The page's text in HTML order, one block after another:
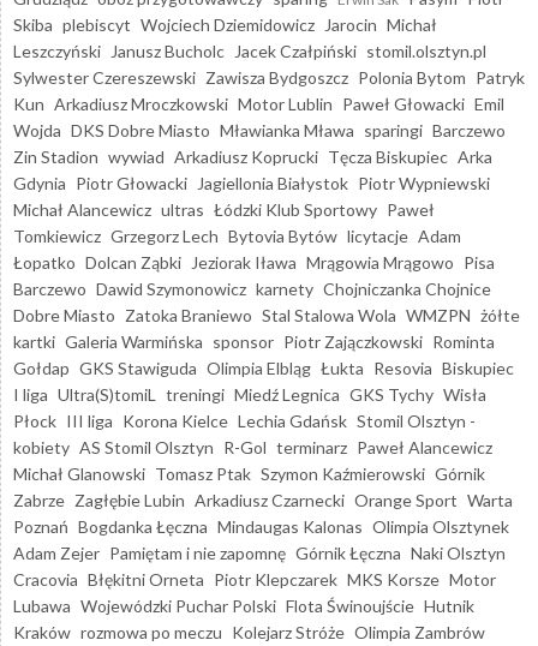
Skiba plebiscyt Wojciech Dziemidowicz Jarocin Michał
Leszczyński
Janusz Bucholc Jacek Czałpiński stomil.olsztyn.pl
Sylwester Czereszewski Zawisza Bydgoszcz Polonia Bytom Patryk
Kun Arkadiusz Mroczkowski Motor Lublin Paweł Głowacki Emil
Wojda DKS Dobre Miasto Mławianka Mława sparingi Barczewo
Zin Stadion wywiad Arkadiusz Koprucki Tęcza Biskupiec Arka
Gdynia Piotr Głowacki Jagiellonia Białystok Piotr Wypniewski
Michał Alancewicz ultras Łódzki Klub Sportowy Paweł
Tomkiewicz Grzegorz Lech Bytovia Bytów licytacje Adam
Łopatko Dolcan Ząbki Jeziorak Iława Mrągowia Mrągowo Pisa
Barczewo Dawid Szymonowicz karnety Chojniczanka Chojnice
Dobre Miasto Zatoka Braniewo Stal Stalowa Wola WMZPN żółte
kartki Galeria Warmińska sponsor Piotr Zajączkowski Rominta
Gołdap GKS Stawiguda Olimpia Elbląg Łukta Resovia Biskupiec
I liga Ultra(S)tomiL treningi Miedź Legnica GKS Tychy Wisła
Płock III liga Korona Kielce Lechia Gdańsk Stomil Olsztyn -
kobiety AS Stomil Olsztyn R-Gol terminarz Paweł Alancewicz
Michał Glanowski Tomasz Ptak Szymon Kaźmierowski Górnik
Zabrze Zagłębie Lubin Arkadiusz Czarnecki Orange Sport Warta
Poznań Bogdanka Łęczna Mindaugas Kalonas Olimpia Olsztynek
Adam Zejer Pamiętam i nie zapomnę Górnik Łęczna Naki Olsztyn
Cracovia Błękitni Orneta Piotr Klepczarek MKS Korsze Motor
Lubawa Wojewódzki Puchar Polski Flota Świnoujście Hutnik
Kraków rozmowa po meczu Kolejarz Stróże Olimpia Zambrów